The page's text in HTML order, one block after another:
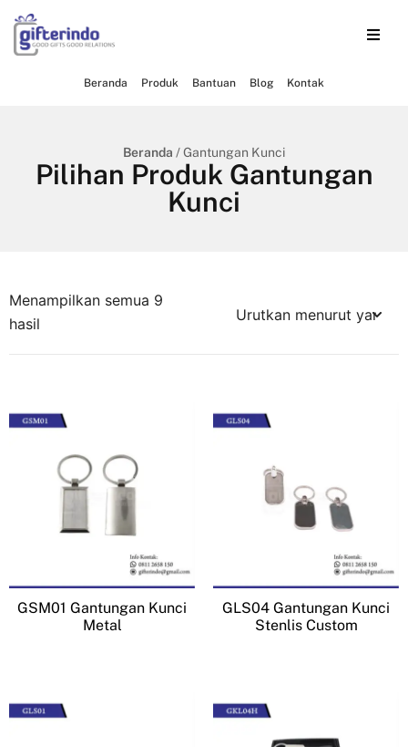
Beranda Produk Bantuan Blog Kontak
Beranda / Gantungan Kunci
Pilihan Produk Gantungan
Kunci
Menampilkan semua 9
hasil
GSM01 Gantungan Kunci
Metal
GLS04 Gantungan Kunci
Stenlis Custom